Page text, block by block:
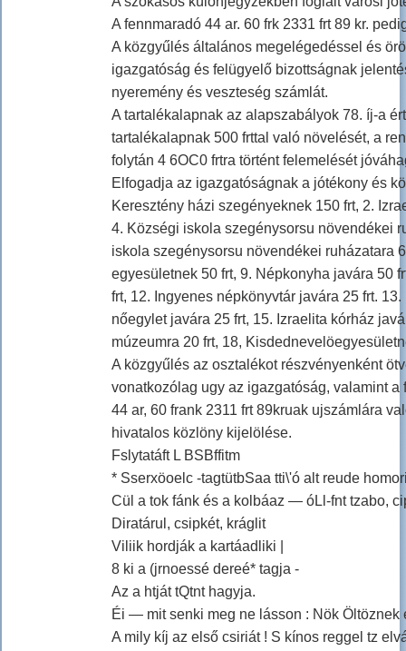
A fennmaradó 44 ar. 60 frk 2331 frt 89 kr.
A közgyűlés általános megelégedéssel és
igazgatóság és felügyelő bizottságnak
nyeremény és veszteség számlát.
A tartalékalapnak az alapszabályok 78. íj-a
tartalékalapnak 500 frttal való növelését, a
folytán 4 6OC0 frtra történt felemelését
Elfogadja az igazgatóságnak a jótékony és
Keresztény házi szegényeknek 150 frt, 2.
4. Községi iskola szegénysorsu növendékei
iskola szegénysorsu növendékei ruházatara
egyesületnek 50 frt, 9. Népkonyha javára 50
frt, 12. Ingyenes népkönyvtár javára 25 frt.
nőegylet javára 25 frt, 15. Izraelita kórház
múzeumra 20 frt, 18,
A közgyűlés az osztalékot részvényenként
vonatkozólag ugy az igazgatóság, valamint
44 ar, 60 frank 2311 frt 89kruak ujszámlára
hivatalos közlöny kijelölése.
Fslytatáft L BSBffitm
* Sserxöoelc -tagtütbSaa tti\'ó alt reude
Cül a tok fánk és a kolbáaz — óLl-fnt tzabo,
Diratárul, csipkét, kráglit
Viliik hordják a kartáadliki |
8 ki a (jrnoessé dereé* tagja -
Az a htját tQtnt hagyja.
Éi — mit senki meg ne lásson : Nök Öltöznek
A mily kíj az első csiriát ! S kínos reggel tz